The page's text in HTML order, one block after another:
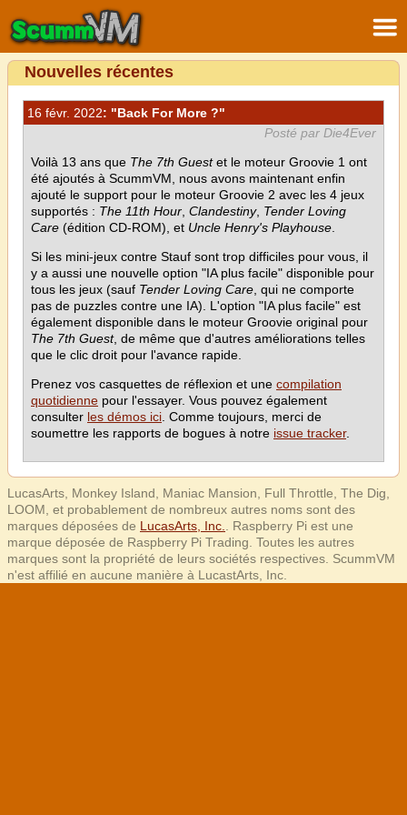
Nouvelles récentes
16 févr. 2022: "Back For More ?"
Posté par Die4Ever
Voilà 13 ans que The 7th Guestet le moteur Groovie 1 ont
été ajoutés à ScummVM, nous avons maintenant enfin
ajouté le support pour le moteur Groovie 2 avec les 4 jeux
supportés : The 11th Hour Clandestiny, Tender Loving
Care (édition CD-ROM), et Uncle Henry's Playhouse
Si les mini-jeux contre Stauf sont trop difficiles pour vous, il
y a aussi une nouvelle option "IA plus facile" disponible pour
tous les jeux (sauf Tender Loving Care , qui ne comporte
pas de puzzles contre une IA). L'option "IA plus facile" est
également disponible dans le moteur Groovie original pour
The 7th Guest, de même que d'autres améliorations telles
que le clic droit pour l'avance rapide.
Prenez vos casquettes de réflexion et une compilation
quotidienne pour l'essayer. Vous pouvez également
consulter les démos ici . Comme toujours, merci de
soumettre les rapports de bogues à notre issue tracker.
LucasArts, Monkey Island, Maniac Mansion, Full Throttle, The Dig,
LOOM, et probablement de nombreux autres noms sont des
marques déposées de LucasArts, Inc.
. Raspberry Pi est une
marque déposée de Raspberry Pi Trading. Toutes les autres
marques sont la propriété de leurs sociétés respectives. ScummVM
n'est affilié en aucune manière à LucastArts, Inc.